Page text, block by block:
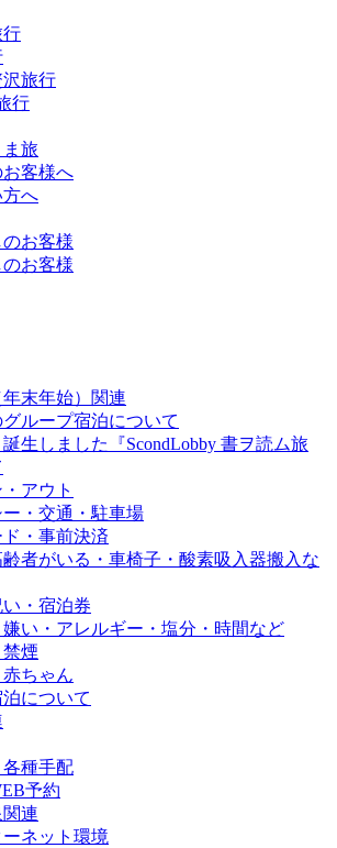
行
沢旅行
行
旅
客様へ
方へ
お客様
お客様
末年始）関連
ループ宿泊について
生しました『ScondLobby 書ヲ読ム旅
アウト
・交通・駐車場
・事前決済
者がいる・車椅子・酸素吸入器搬入な
・宿泊券
い・アレルギー・塩分・時間など
煙
ちゃん
について
種手配
予約
連
ネット環境